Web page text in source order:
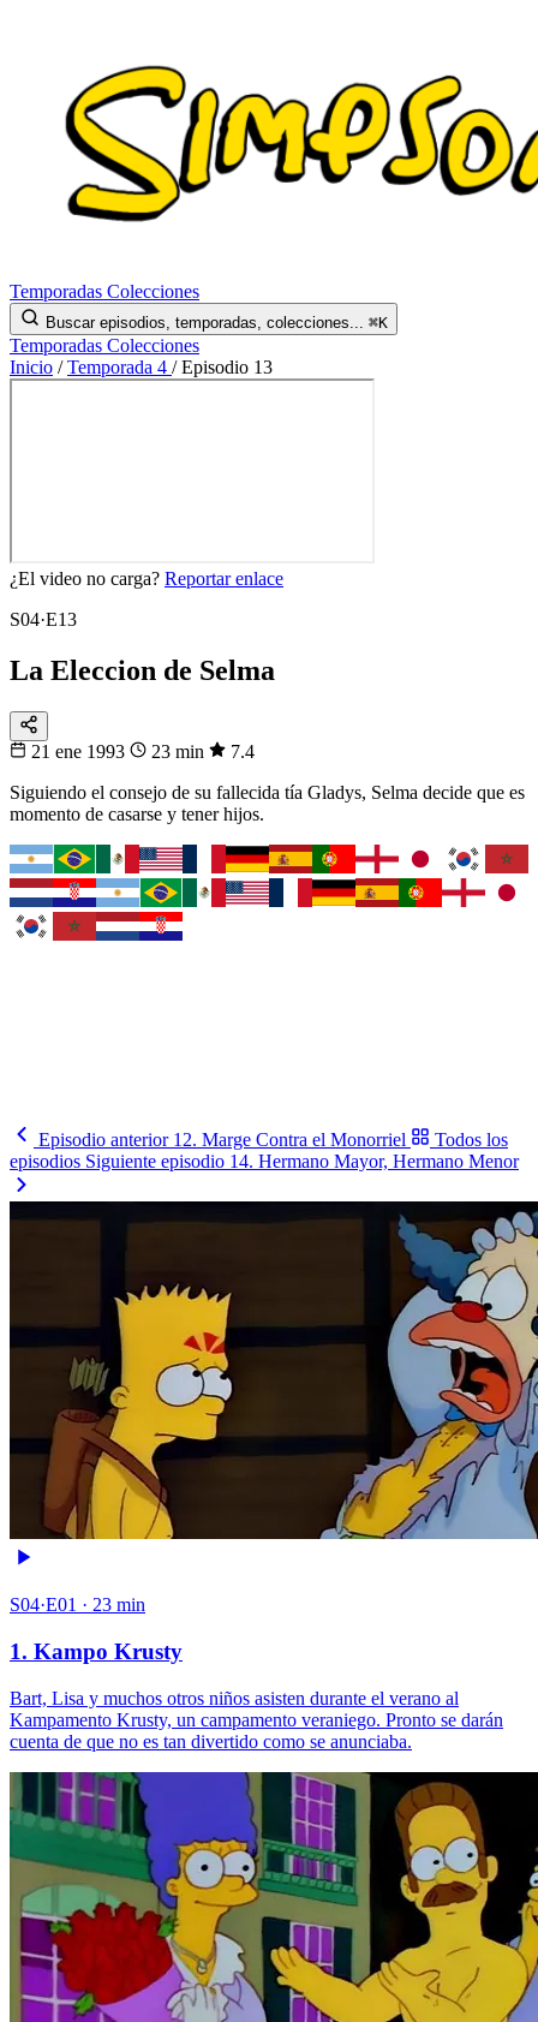
Temporadas Colecciones
Buscar episodios, temporadas, colecciones... ⌘K
Temporadas Colecciones
Inicio / Temporada 4 / Episodio 13
¿El video no carga? Reportar enlace
S04·E13
La Eleccion de Selma
21 ene 1993 23 min
7.4
Siguiendo el consejo de su fallecida tía Gladys, Selma decide que es
momento de casarse y tener hijos.
Episodio anterior 12. Marge Contra el Monorriel
Todos los
episodios Siguiente episodio 14. Hermano Mayor, Hermano Menor
S04·E01 · 23 min
1. Kampo Krusty
Bart, Lisa y muchos otros niños asisten durante el verano al
Kampamento Krusty, un campamento veraniego. Pronto se darán
cuenta de que no es tan divertido como se anunciaba.